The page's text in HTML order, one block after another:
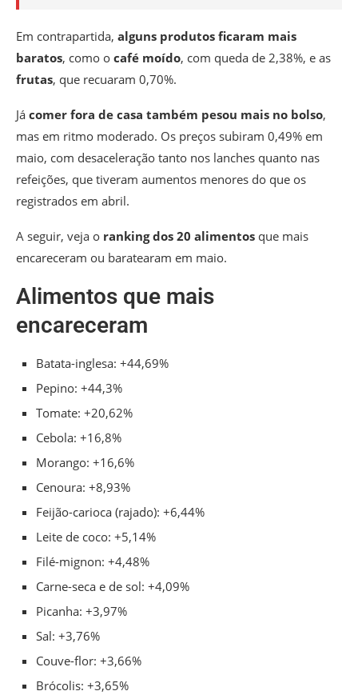
Em contrapartida, alguns produtos ficaram mais
baratos, como o café moído, com queda de 2,38%, e as
frutas, que recuaram 0,70%.
Já comer fora de casa também pesou mais no bolso,
mas em ritmo moderado. Os preços subiram 0,49% em
maio, com desaceleração tanto nos lanches quanto nas
refeições, que tiveram aumentos menores do que os
registrados em abril.
A seguir, veja o ranking dos 20 alimentos que mais
encareceram ou baratearam em maio.
Alimentos que mais
encareceram
Batata-inglesa: +44,69%
Pepino: +44,3%
Tomate: +20,62%
Cebola: +16,8%
Morango: +16,6%
Cenoura: +8,93%
Feijão-carioca (rajado): +6,44%
Leite de coco: +5,14%
Filé-mignon: +4,48%
Carne-seca e de sol: +4,09%
Picanha: +3,97%
Sal: +3,76%
Couve-flor: +3,66%
Brócolis: +3,65%